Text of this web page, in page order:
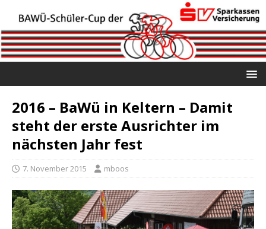
2016 – BaWü in Keltern – Damit
steht der erste Ausrichter im
nächsten Jahr fest
7. November 2015 mboos